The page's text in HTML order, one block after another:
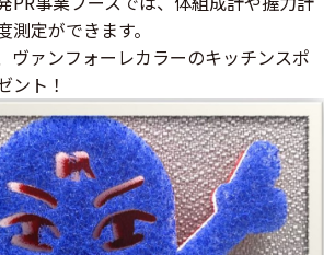
定ができます。
ヴァンフォーレカラーのキッチンスポ
ント！